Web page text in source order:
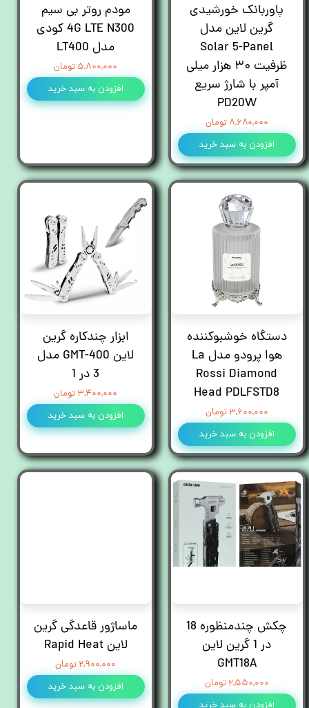
پاوربانک خورشیدی
گرین لاین مدل
Solar 5-Panel
ظرفیت ۳۰ هزار میلی
آمپر با شارژ سریع
PD20W
۸,۶۸۰,۰۰۰ تومان
افزودن به سبد خرید
مودم روتر بی سیم
4G LTE N300 کودی
مدل LT400
۵,۸۰۰,۰۰۰ تومان
افزودن به سبد خرید
دستگاه خوشبوکننده
هوا پرودو مدل La
Rossi Diamond
Head PDLFSTD8
۳,۶۰۰,۰۰۰ تومان
افزودن به سبد خرید
ابزار چندکاره گرین
لاین GMT-400 مدل
3 در 1
۳,۴۰۰,۰۰۰ تومان
افزودن به سبد خرید
چکش چند‌منظوره 18
در 1 گرین لاین
GMT18A
۲,۵۵۰,۰۰۰ تومان
افزودن به سبد خرید
ماساژور قاعدگی گرین
لاین Rapid Heat
۲,۹۰۰,۰۰۰ تومان
افزودن به سبد خرید